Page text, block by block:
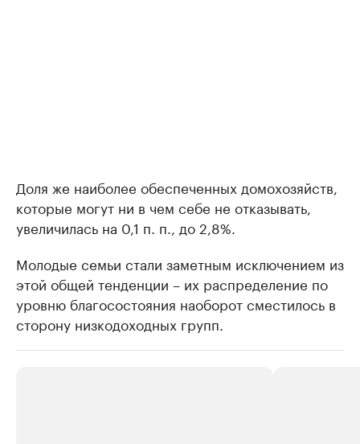
Доля же наиболее обеспеченных домохозяйств,
которые могут ни в чем себе не отказывать,
увеличилась на 0,1 п. п., до 2,8%.
Молодые семьи стали заметным исключением из
этой общей тенденции – их распределение по
уровню благосостояния наоборот сместилось в
сторону низкодоходных групп.